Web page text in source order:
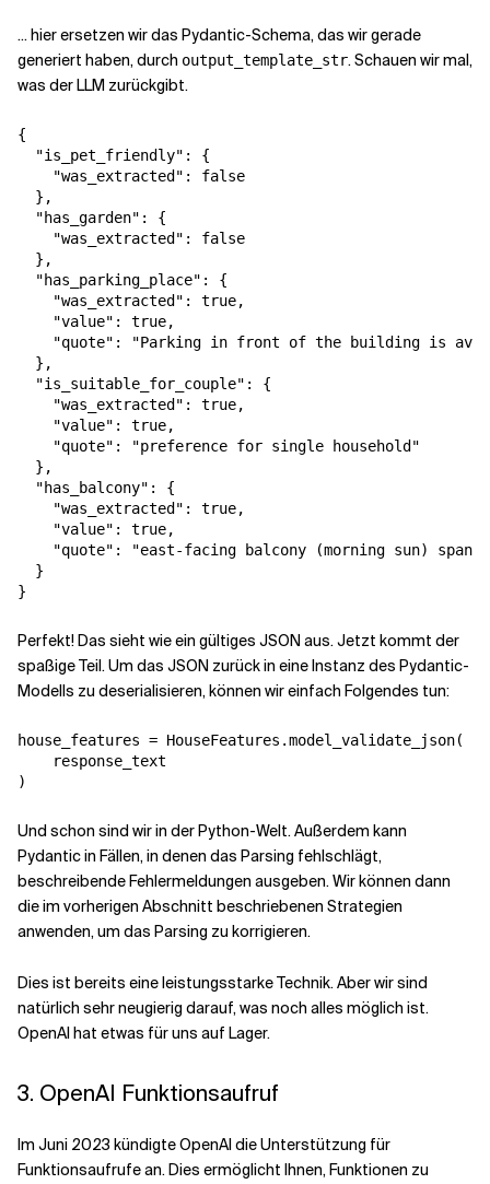
... hier ersetzen wir das Pydantic-Schema, das wir gerade
generiert haben, durch output_template_str. Schauen wir mal,
was der LLM zurückgibt.
{
  "is_pet_friendly": {
    "was_extracted": false
  },
  "has_garden": {
    "was_extracted": false
  },
  "has_parking_place": {
    "was_extracted": true,
    "value": true,
"quote": "Parking in front of the building is
  },
  "is_suitable_for_couple": {
    "was_extracted": true,
    "value": true,
    "quote": "preference for single household"
  },
  "has_balcony": {
    "was_extracted": true,
    "value": true,
"quote": "east-facing balcony (morning sun)
  }
Perfekt! Das sieht wie ein gültiges JSON aus. Jetzt kommt der
spaßige Teil. Um das JSON zurück in eine Instanz des Pydantic-
Modells zu deserialisieren, können wir einfach Folgendes tun:
house_features = HouseFeatures.model_validate_json(
    response_text
Und schon sind wir in der Python-Welt. Außerdem kann
Pydantic in Fällen, in denen das Parsing fehlschlägt,
beschreibende Fehlermeldungen ausgeben. Wir können dann
die im vorherigen Abschnitt beschriebenen Strategien
anwenden, um das Parsing zu korrigieren.
Dies ist bereits eine leistungsstarke Technik. Aber wir sind
natürlich sehr neugierig darauf, was noch alles möglich ist.
OpenAI hat etwas für uns auf Lager.
3. OpenAI Funktionsaufruf
Im Juni 2023 kündigte OpenAI die Unterstützung für
Funktionsaufrufe an. Dies ermöglicht Ihnen, Funktionen zu